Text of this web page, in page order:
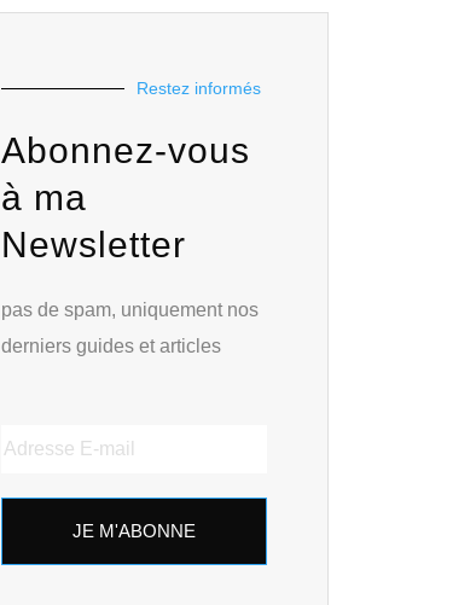
Restez informés
Abonnez-vous
à ma
Newsletter
pas de spam, uniquement nos
derniers guides et articles
JE M'ABONNE